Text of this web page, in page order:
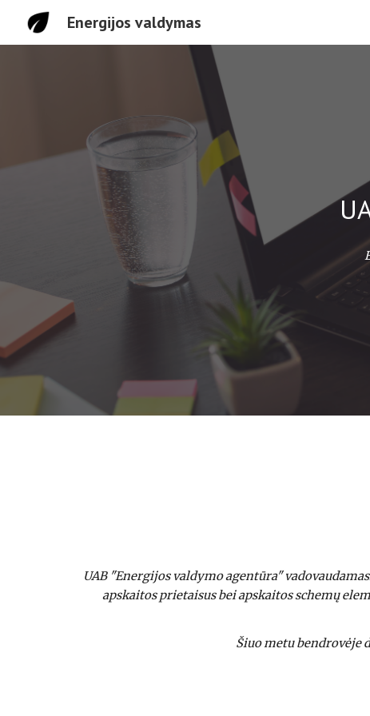
Energijos valdymas
UAB "Energijos valdymo agentūra"
apskaitos prietaisus bei apskaitos schemų
Šiuo metu bendrovėje